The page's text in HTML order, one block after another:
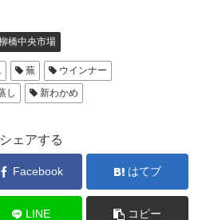
橋中央市場
蕪
ウインナー
し 新わかめ
シェアする
Facebook はてブ
LINE コピー